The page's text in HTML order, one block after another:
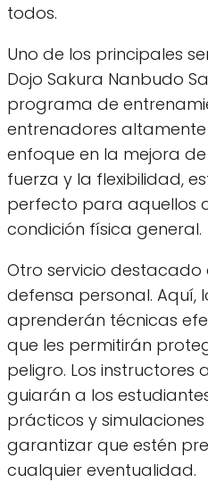
todos.
Uno de los principales
Dojo Sakura Nanbudo
programa de
entrenadores
enfoque en la mejora
fuerza y la flexibilidad,
perfecto para aquellos
condición física general.
Otro servicio
defensa personal. Aquí,
aprenderán técnicas
que les permitirán
peligro. Los
guiarán a los
prácticos y
garantizar que estén
cualquier eventualidad.